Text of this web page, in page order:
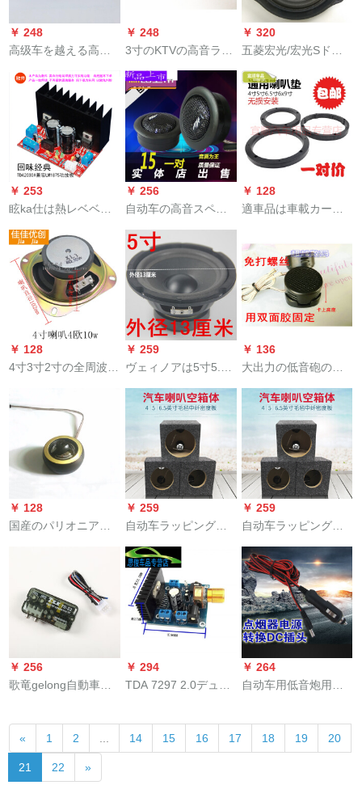
￥ 248
高级车を越える高音
は自动车の小さい高
音の髪の毛を改订し
て级の高音の子供の
糸の膜のMA 260の1
対の価格格を燃えま
す。
￥ 248
3寸のKTVの高音ラッ
カドのバトッグカー
の舞台音响ラッパの
家族影响DIY
￥ 320
五菱宏光/宏光Sドア
オ·ディオ·フロトホー
ン新宏光宝駿310
W/730バークアロー
カノンSN 0029宝駿
原工場のドアロン1つ
￥ 253
眩ka仕は熱レベベル
2.0の機能棚に置いて
適切です。LM 1387
の暖かい音に対応し
て、胆味の良音のセ
クトをデザインしま
￥ 256
自动车の高音スペー
て、高音の糸の膜の
车载の小さい高音の
髪を温めます。
￥ 128
適車品は車載カー
の改造パット4寸5寸
6.5リンチーピカカー
トカートカートの中
空防水防水プロシュ
ート6.5ラインのリア
れます。
￥ 128
4寸3寸2寸の全周波数
ー4欧8 w 2 w 3 w 10
Wワピカラッピング4
寸4欧10ワイト
￥ 259
ヴェィノアは5寸5.5
周波数スペアカード
KTVカードのラッパ5
寸（外径13セカチ）
の70磁気用スピに适
しています。
￥ 136
大出力の低音砲の音
小型の高音のラッパ
を改造して熱を出
す。家庭用车载防水
の1つの高音+台+ねじ
+両面テスト
￥ 128
国産のパリオニアを
て、高音の頭を持
つ。
￥ 259
自动车ラッピングシ
ートに适用する自动
车スピーカー4寸5寸
6.5寸6*9空箱体6.5寸
4角形空箱体1本の価
格格
￥ 259
自动车ラッピングシ
ートに适用されるれ
る自动车スピーカー4
寸5寸6.5寸6*9空箱体
5寸四角形空箱体1本
の価格格
￥ 256
歌竜gelong自動車低
造音響専門用オーデ
ィレンの花口
￥ 294
TDA 7297 2.0デュア
￥ 264
自动车用低音炮用シ
ラインの大出力は12
V 24 Vラインの直径
« 1 2 14 15 16 17 18 19 20
21 22 »